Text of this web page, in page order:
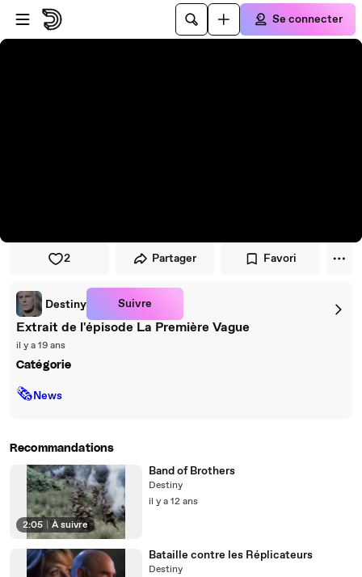
Passer au player
Passer au contenu principal
Se connecter
2 Partager Favori
Destiny Suivre
Extrait de l'épisode La Première Vague
il y a 19 ans
Catégorie
🗞News
Recommandations
2:05 À suivre
Band of Brothers
Destiny
il y a 12 ans
Bataille contre les Réplicateurs
Destiny